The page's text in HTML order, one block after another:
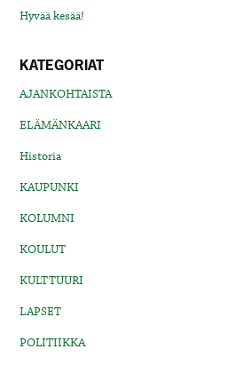
Hyvää kesää!
KATEGORIAT
AJANKOHTAISTA
ELÄMÄNKAARI
Historia
KAUPUNKI
KOLUMNI
KOULUT
KULTTUURI
LAPSET
POLITIIKKA